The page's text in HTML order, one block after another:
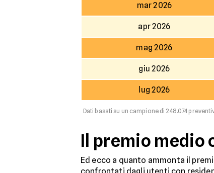
mar 2026
apr 2026
mag 2026
giu 2026
lug 2026
Dati basati su un campione di 248.074
Il premio medio
Ed ecco a quanto ammonta il